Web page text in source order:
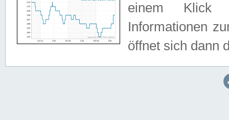
einem Klick
Informationen
öffnet sich dann